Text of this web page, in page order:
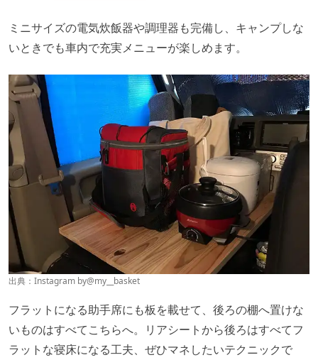
ミニサイズの電気炊飯器や調理器も完備し、キャンプしな
いときでも車内で充実メニューが楽しめます。
出典：Instagram by@my__basket
フラットになる助手席にも板を載せて、後ろの棚へ置けな
いものはすべてこちらへ。リアシートから後ろはすべてフ
ラットな寝床になる工夫、ぜひマネしたいテクニックで